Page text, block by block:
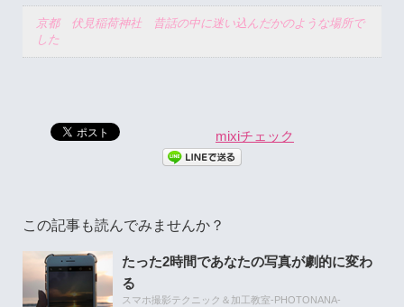
京都 伏見稲荷神社 昔話の中に迷い込んだかのような場所で
した
mixiチェック
この記事も読んでみませんか？
たった2時間であなたの写真が劇的に変わ
る
スマホ撮影テクニック＆加工教室-PHOTONANA-